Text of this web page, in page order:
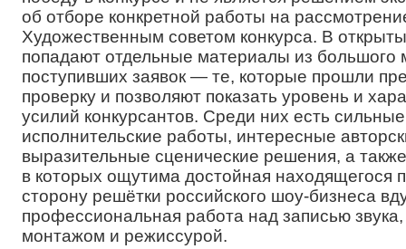
об отборе конкретной работы на
Художественным советом конкурса. В
попадают отдельные материалы из большого
поступивших заявок — те, которые прошли
проверку и позволяют показать уровень и
усилий конкурсантов. Среди них есть сильные
исполнительские работы, интересные
выразительные сценические решения, а
в которых ощутима достойная находящегося
сторону решётки российского шоу-бизнеса
профессиональная работа над записью
монтажом и режиссурой.